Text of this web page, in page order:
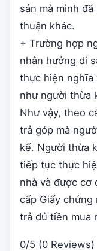
sản mà mình
thuận khác.
+ Trường hợp
nhân hưởng di
thực hiện nghĩa
như người thừa
Như vậy, theo
trả góp mà
kế. Người thừa
tiếp tục thực
nhà và được cơ
cấp Giấy chứng
trả đủ tiền mua
0/5 (0 Reviews)